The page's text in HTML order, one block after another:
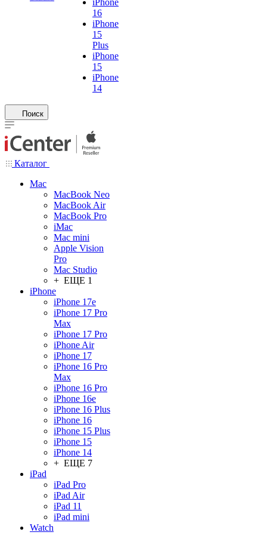
iPhone
16
iPhone
15
Plus
iPhone
15
iPhone
14
Поиск
Каталог
Mac
MacBook Neo
MacBook Air
MacBook Pro
iMac
Mac mini
Apple Vision
Pro
Mac Studio
+ ЕЩЕ 1
iPhone
iPhone 17e
iPhone 17 Pro
Max
iPhone 17 Pro
iPhone Air
iPhone 17
iPhone 16 Pro
Max
iPhone 16 Pro
iPhone 16e
iPhone 16 Plus
iPhone 16
iPhone 15 Plus
iPhone 15
iPhone 14
+ ЕЩЕ 7
iPad
iPad Pro
iPad Air
iPad 11
iPad mini
Watch